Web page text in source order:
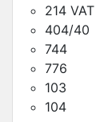
214 VAT
404/40
744
776
103
104